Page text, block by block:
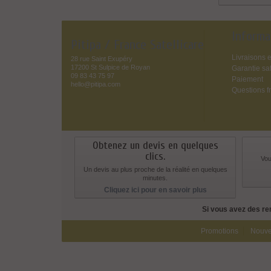
Pitipa / France Satellicare
28 rue Saint Exupéry
17200 St Sulpice de Royan
09 83 43 75 97
hello@pitipa.com
Livraisons
Garantie
Paiement
Questions
Obtenez un devis en quelques
clics.
Un devis au plus proche de la réalité en quelques
minutes.
Cliquez ici pour en savoir plus
Si vous avez des
Promotions